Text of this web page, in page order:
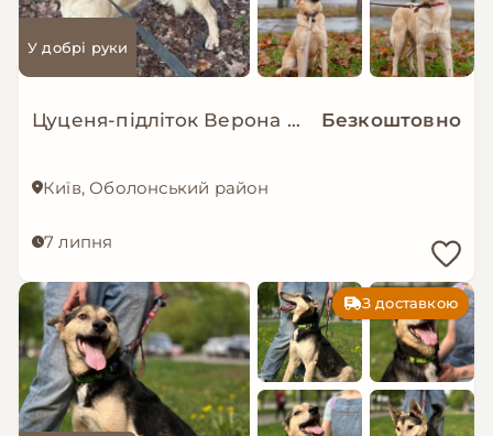
У добрі руки
Цуценя-підліток Верона в добрі руки! Безкоштовно
Київ, Оболонський район
7 липня
З доставкою